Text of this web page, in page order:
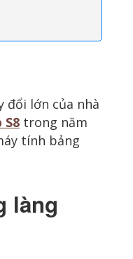
đổi lớn của nhà
S8 trong năm
tính bảng
làng